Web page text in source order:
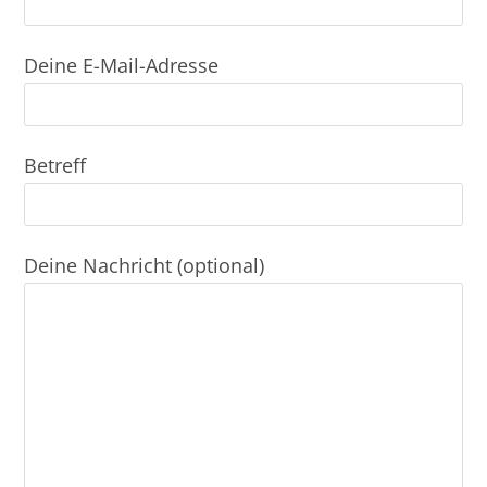
Deine E-Mail-Adresse
Betreff
Deine Nachricht (optional)